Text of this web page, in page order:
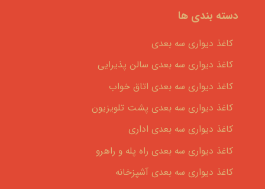
دسته بندی ها
کاغذ دیواری سه بعدی
کاغذ دیواری سه بعدی سالن پذیرایی
کاغذ دیواری سه بعدی اتاق خواب
کاغذ دیواری سه بعدی پشت تلویزیون
کاغذ دیواری سه بعدی اداری
کاغذ دیواری سه بعدی راه پله و راهرو
کاغذ دیواری سه بعدی آشپزخانه